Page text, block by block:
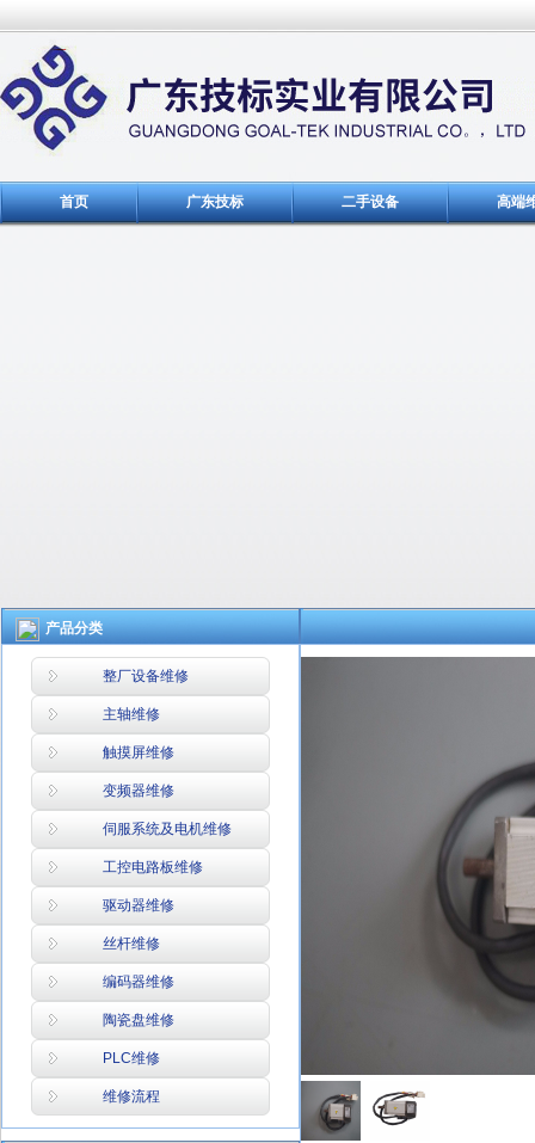
首页 广东技标 二手设备 高端
产品分类
整厂设备维修
主轴维修
触摸屏维修
变频器维修
伺服系统及电机维修
工控电路板维修
驱动器维修
丝杆维修
编码器维修
陶瓷盘维修
PLC维修
维修流程